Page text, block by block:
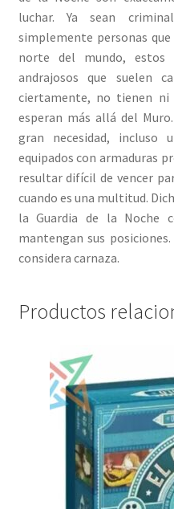
luchar. Ya sean
simplemente personas
norte del mundo, estos
andrajosos que suelen
ciertamente, no tienen ni
esperan más allá del
gran necesidad, incluso
equipados con armaduras
resultar difícil de vencer
cuando es una multitud.
la Guardia de la Noche
mantengan sus
considera carnaza.
Productos